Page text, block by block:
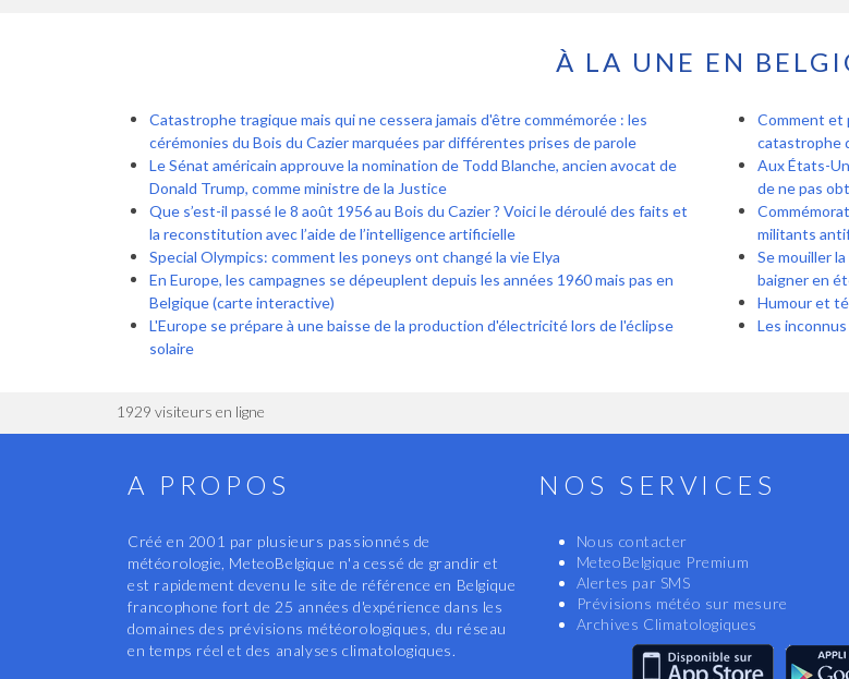
À LA UNE EN
Catastrophe tragique mais qui ne cessera jamais d'être commémorée : les
cérémonies du Bois du Cazier marquées par différentes prises de parole
Le Sénat américain approuve la nomination de Todd Blanche, ancien avocat de
Donald Trump, comme ministre de la Justice
Que s’est-il passé le 8 août 1956 au Bois du Cazier ? Voici le déroulé des faits et
la reconstitution avec l’aide de l’intelligence artificielle
Special Olympics: comment les poneys ont changé la vie Elya
En Europe, les campagnes se dépeuplent depuis les années 1960 mais pas en
Belgique (carte interactive)
L'Europe se prépare à une baisse de la production d'électricité lors de l'éclipse
solaire
Comment et
catastrophe
Aux États-
de ne pas
militants
Se mouiller
baigner en
Humour et
Les inconnus
1929 visiteurs en ligne
A PROPOS
Créé en 2001 par plusieurs passionnés de
météorologie, MeteoBelgique n'a cessé de grandir et
est rapidement devenu le site de référence en Belgique
francophone fort de 25 années d'expérience dans les
domaines des prévisions météorologiques, du réseau
en temps réel et des analyses climatologiques.
NOS SERVICES
Nous contacter
MeteoBelgique Premium
Alertes par SMS
Prévisions météo sur mesure
Archives Climatologiques